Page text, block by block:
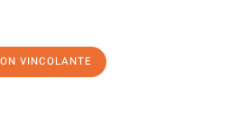
VINCOLANTE